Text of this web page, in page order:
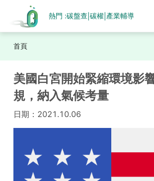
熱門 :碳盤查 碳權| 產業輔導
首頁
美國白宮開始緊縮環境影
規，納入氣候考量
日期： 2021.10.06